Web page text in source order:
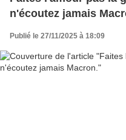
n'écoutez jamais
Publié le 27/11/2025 à 18:09